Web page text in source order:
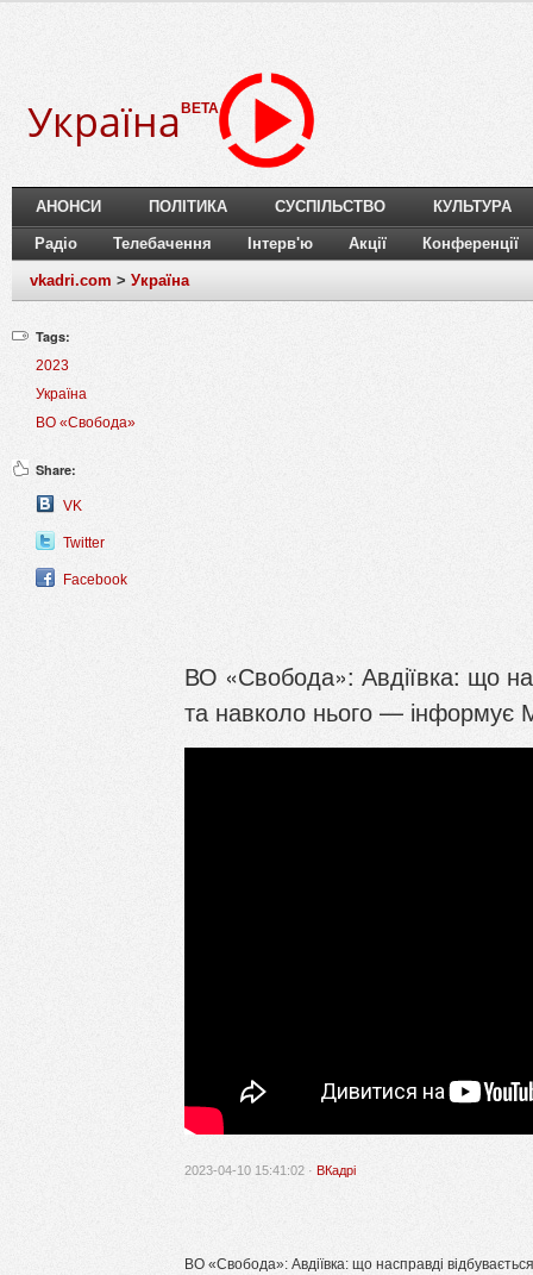
Україна BETA
АНОНСИ ПОЛІТИКА СУСПІЛЬСТВО КУЛЬТУРА
Радіо Телебачення Інтерв'ю Акції Конференції
vkadri.com > Україна
Tags:
2023
Україна
ВО «Свобода»
Share:
VK
Twitter
Facebook
ВО «Свобода»: Авдіївка: що
та навколо нього — інформує
2023-04-10 15:41:02 · ВКадрі
ВО «Свобода»: Авдіївка: що насправді